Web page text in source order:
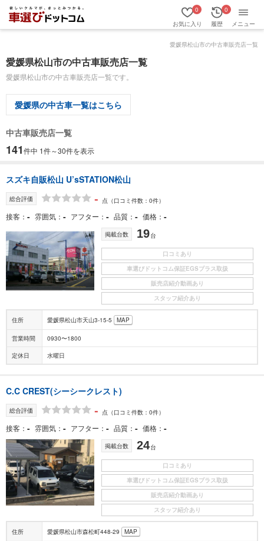
お気に入り
0
履歴
0
メニュー
愛媛県松山市の中古車販売店一覧
愛媛県松山市の中古車販売店一覧
愛媛県松山市の中古車販売店一覧です。
愛媛県の中古車一覧はこちら
中古車販売店一覧
141件中 1件～30件を表示
スズキ自販松山 U’sSTATION松山
総合評価 - 点 （口コミ件数：0件）
接客 - 雰囲気 - アフター - 品質 - 価格 -
掲載台数 19台
口コミあり
車選びドットコム保証EGSプラス取扱
販売店紹介動画あり
スタッフ紹介あり
住所 愛媛県松山市天山3-15-5 MAP
営業時間 0930〜1800
定休日 水曜日
C.C CREST(シーシークレスト)
総合評価 - 点 （口コミ件数：0件）
接客 - 雰囲気 - アフター - 品質 - 価格 -
掲載台数 24台
口コミあり
車選びドットコム保証EGSプラス取扱
販売店紹介動画あり
スタッフ紹介あり
住所 愛媛県松山市森松町448-29 MAP